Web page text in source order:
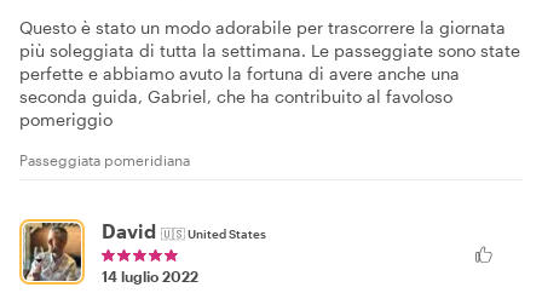
Questo è stato un modo adorabile per trascorrere la giornata
più soleggiata di tutta la settimana. Le passeggiate sono state
perfette e abbiamo avuto la fortuna di avere anche una
seconda guida, Gabriel, che ha contribuito al favoloso
pomeriggio
Passeggiata pomeridiana
David 🇺🇸United States
14 luglio 2022